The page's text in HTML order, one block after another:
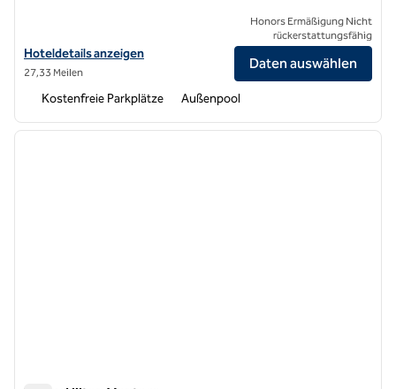
Hoteldetails für Hilton Garden Inn Merced anzeigen
Hoteldetails anzeigen
27,33 Meilen
Honors Ermäßigung Nicht
rückerstattungsfähig
Daten auswählen
Kostenfreie Parkplätze Außenpool
1 von 12